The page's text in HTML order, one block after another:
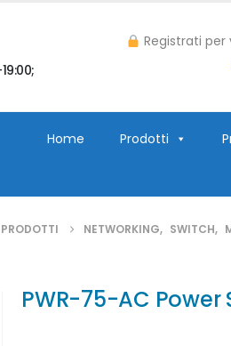
Registrati per
Home Prodotti
PRODOTTI NETWORKING, SWITCH,
PWR-75-AC